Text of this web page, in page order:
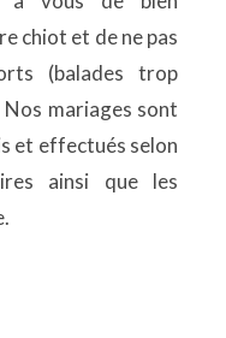
chiot et de ne pas
(balades trop
mariages sont
et effectués selon
ainsi que les